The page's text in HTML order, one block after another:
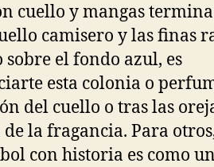
cuello y mangas
camisero y las finas
el fondo azul, es
esta colonia o
del cuello o tras las
la fragancia. Para
con historia es como